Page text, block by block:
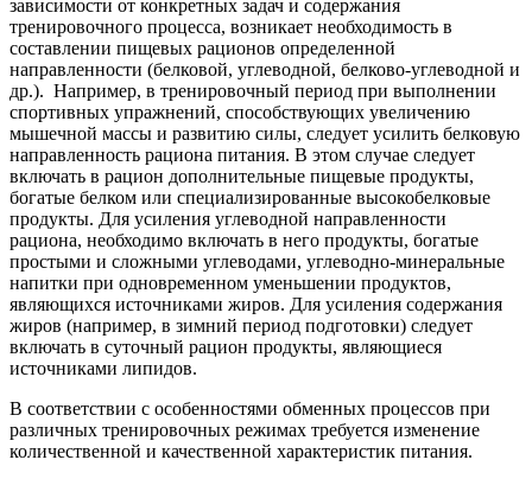
зависимости от конкретных задач и содержания
тренировочного процесса, возникает необходимость в
составлении пищевых рационов определенной
направленности (белковой, углеводной, белково-углеводной и
др.). Например, в тренировочный период при выполнении
спортивных упражнений, способствующих увеличению
мышечной массы и развитию силы, следует усилить белковую
направленность рациона питания. В этом случае следует
включать в рацион дополнительные пищевые продукты,
богатые белком или специализированные высокобелковые
продукты. Для усиления углеводной направленности
рациона, необходимо включать в него продукты, богатые
простыми и сложными углеводами, углеводно-минеральные
напитки при одновременном уменьшении продуктов,
являющихся источниками жиров. Для усиления содержания
жиров (например, в зимний период подготовки) следует
включать в суточный рацион продукты, являющиеся
источниками липидов.
В соответствии с особенностями обменных процессов при
различных тренировочных режимах требуется изменение
количественной и качественной характеристик питания.